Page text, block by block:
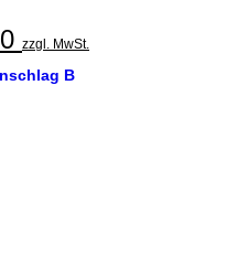
zzgl. MwSt.
B